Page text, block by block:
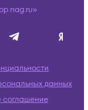
данных
соглашение